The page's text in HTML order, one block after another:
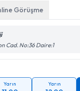
Görüşme
Cad. No:36 Daire:1
Yarın Yarın